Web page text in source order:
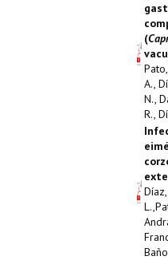
(
A.,
N.,
R.,